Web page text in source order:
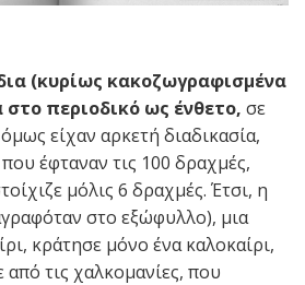
(κυρίως κακοζωγραφισμένα
περιοδικό ως ένθετο, σε
είχαν αρκετή διαδικασία,
έφταναν τις 100 δραχμές,
μόλις 6 δραχμές. Έτσι, η
στο εξώφυλλο), μια
κράτησε μόνο ένα καλοκαίρι,
από τις χαλκομανίες, που